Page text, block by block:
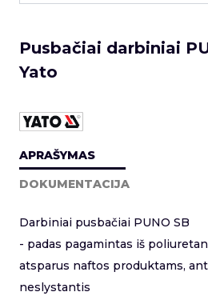
Pusbačiai darbiniai
Yato
APRAŠYMAS
DOKUMENTACIJA
Darbiniai pusbačiai PUNO SB
- padas pagamintas iš
atsparus naftos produktams,
neslystantis